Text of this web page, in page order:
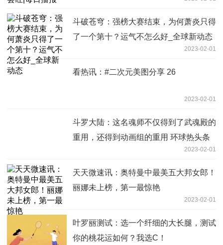
斗破苍穹：强榜大赛结束，为何萧炎只得
了一个第十？运气不怎么好_全球新动态
2023-02-01
看热讯：#二次元美图分享 26
2023-02-01
斗罗大陆：这名魂师不仅得到了武魂殿的
重用，还得到动画组的重用 环球热头条
2023-02-01
天天微速讯：奥特曼中最美五大邦女郎！
丽娜未上榜，第一最惊艳
2023-02-01
叶罗丽测试：选一个纤细的大长腿，测试
你的桃花运如何？我选C！